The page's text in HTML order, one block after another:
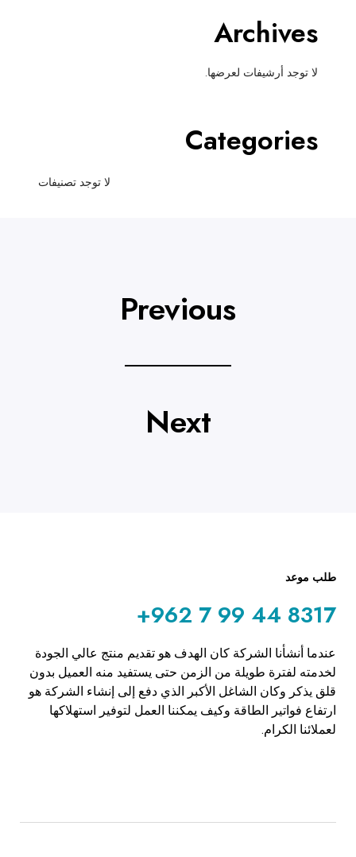
Archives
لا توجد أرشيفات لعرضها.
Categories
لا توجد تصنيفات
Previous
Next
طلب موعد
+962 7 99 44 8317
عندما أنشأنا الشركة كان الهدف هو تقديم منتج عالي الجودة
لخدمته لفترة طويلة من الزمن حتى يستفيد منه العميل بدون
قلق يذكر وكان الشاغل الأكبر الذي دفع إلى إنشاء الشركة هو
ارتفاع فواتير الطاقة وكيف يمكننا العمل لتوفير استهلاكها
لعملائنا الكرام.